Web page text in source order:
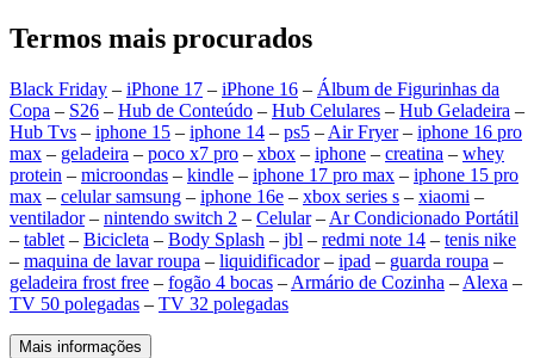
Termos mais procurados
Black Friday – iPhone 17 – iPhone 16 – Álbum de Figurinhas da
Copa – S26 – Hub de Conteúdo – Hub Celulares – Hub Geladeira –
Hub Tvs – iphone 15 – iphone 14 – ps5 – Air Fryer– iphone 16 pro
max – geladeira – poco x7 pro – xbox – iphone – creatina – whey
protein – microondas – kindle – iphone 17 pro max – iphone 15 pro
max – celular samsung – iphone 16e – xbox series s – xiaomi –
ventilador– nintendo switch 2 – Celular– Ar Condicionado Portátil
– tablet – Bicicleta – Body Splash – jbl – redmi note 14 – tenis nike
– maquina de lavar roupa – liquidificador– ipad – guarda roupa –
geladeira frost free – fogão 4 bocas – Armário de Cozinha – Alexa –
TV 50 polegadas – TV 32 polegadas
Mais informações